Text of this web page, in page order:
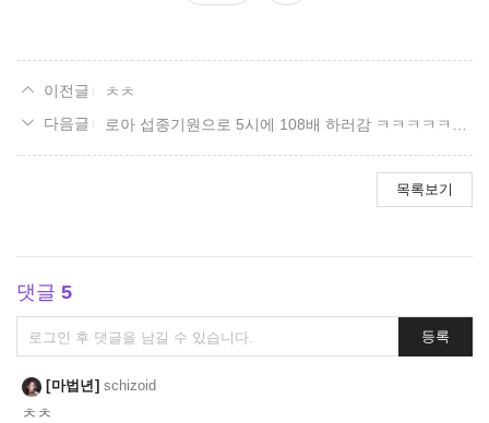
ㅊㅊ
로아 섭종기원으로 5시에 108배 하러감 ㅋㅋㅋㅋㅋㅋㅋㅋㅋㅋㅋㅋㅋㅋㅋㅋㅋㅋ
목록보기
댓글 5
댓
글
쓰
기
등록
마법년 schizoid
ㅊㅊ